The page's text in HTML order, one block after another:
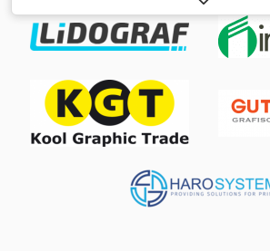
protecciones de seguridad y panel de
eléctricos e hidráulicos en buen estado
sistema de trabajo en frío y en caliente
MettilevaFogli MLF 170 (2002) Sistema
pilas automático Sistema de elevación
hidráulica con rodillos Control ajustable
de la altura de la pila Especificaciones:
hoja: 1200 x 1700 mm Formato mínimo
mm Fuerza de corte: apta para cartón
ondulado Alimentador automático